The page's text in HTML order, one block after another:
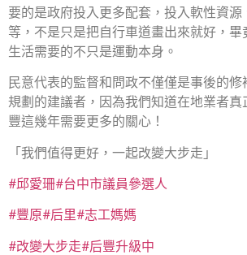
要的是政府投入更多配套，投入軟性資
等，不是只是把自行車道畫出來就好，畢
生活需要的不只是運動本身。
民意代表的監督和問政不僅僅是事後的
規劃的建議者，因為我們知道在地業者真
豐這幾年需要更多的關心！
「我們值得更好，一起改變大步走」
#邱愛珊#台中市議員參選人
#豐原#后里#志工媽媽
#改變大步走#后豐升級中